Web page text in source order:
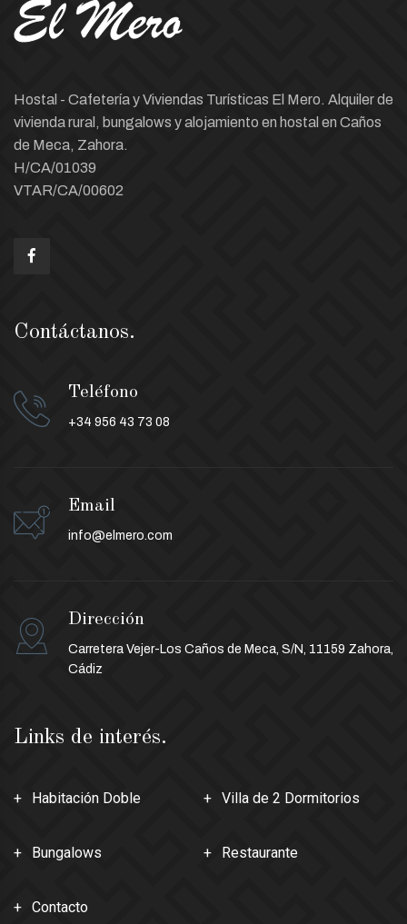
Hostal - Cafetería y Viviendas Turísticas El Mero. Alquiler de
vivienda rural, bungalows y alojamiento en hostal en Caños
de Meca, Zahora.
H/CA/01039
VTAR/CA/00602
Links de interés.
Habitación Doble Villa de 2 Dormitorios
Bungalows Restaurante
Contacto
Contáctanos.
Teléfono
+34 956 43 73 08
Email
info@elmero.com
Dirección
Carretera Vejer-Los Caños de Meca, S/N, 11159 Zahora,
Cádiz